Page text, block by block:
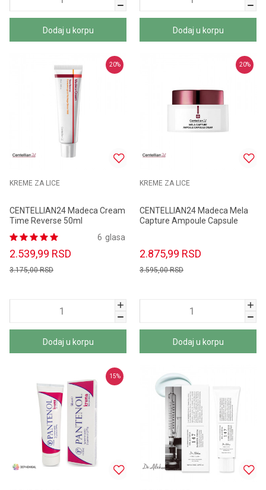
Dodaj u korpu Dodaj u korpu
20%
KREME ZA LICE
CENTELLIAN24 Madeca Cream
Time Reverse 50ml
glasa
6
2.539,99 RSD
3.175,00RSD
Dodaj u korpu
20%
KREME ZA LICE
CENTELLIAN24 Madeca Mela
Capture Ampoule Capsule
2.875,99 RSD
3.595,00RSD
Dodaj u korpu
15%